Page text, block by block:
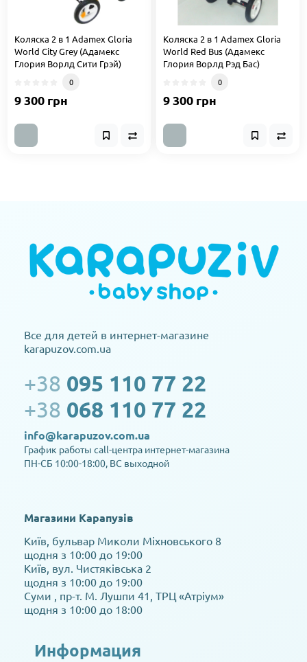
Коляска 2 в 1 Adamex Gloria
World City Grey (Адамекс
Глория Ворлд Сити Грэй)
0
9 300 грн
Коляска 2 в 1 Adamex Gloria
World Red Bus (Адамекс
Глория Ворлд Рэд Бас)
0
9 300 грн
Все для детей в интернет-магазине
karapuzov.com.ua
+38 095 110 77 22
+38 068 110 77 22
info@karapuzov.com.ua
График работы call-центра интернет-магазина
ПН-СБ 10:00-18:00, ВС выходной
Магазини Карапузів
Київ, бульвар Миколи Міхновського 8
щодня з 10:00 до 19:00
Київ, вул. Чистяківська 2
щодня з 10:00 до 19:00
Суми , пр-т. М. Лушпи 41, ТРЦ «Атріум»
щодня з 10:00 до 18:00
Информация